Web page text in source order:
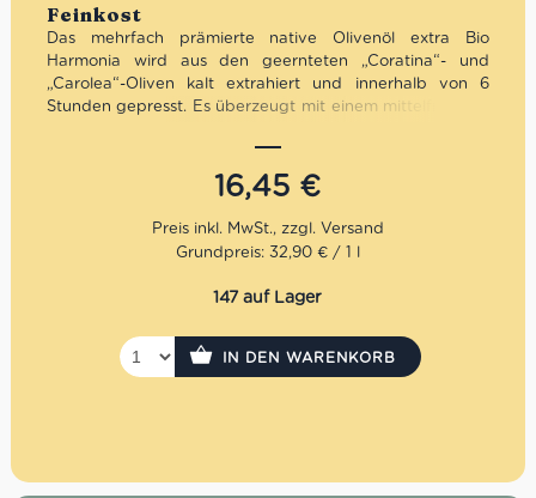
Feinkost
Das mehrfach prämierte native Olivenöl extra Bio
Harmonia wird aus den geernteten „Coratina“- und
„Carolea“-Oliven kalt extrahiert und innerhalb von 6
Stunden gepresst. Es überzeugt mit einem mittelfruchtig,
Tomaten und frisch geschnittenem Gras. Wie es der
Name des Olivenöls bereits verrät, hat es einen
harmonischen Geschmack mit dem richtigen
Gleichgewicht zwischen bitter und würzig. Es ist ideal
zu Salaten jeder Art, lecker auch zu rotem Fleisch, zu
Hülsenfrüchten und Suppen. Der landwirtschaftliche
Familienbetrieb Converso befindet sich in der
bezauberten Stadt Rossano. Rossano liegt zwischen dem
Ionischen Meer und dem Sila-Gebirge im DOP-Gebiet
Bruzio, Untergebiet “Colline Joniche Presilane”, wo der
Olivenanbau schon immer eine wichtige Rolle gespielt
computergesteuerte Temperaturen, aber in voller
16,45 €
Grundpreis: 32,90 € / 1 l
147 auf Lager
IN DEN WARENKORB